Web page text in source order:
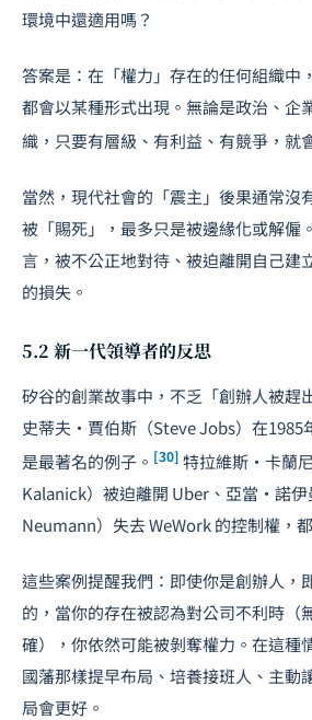
環境中還適用嗎？
答案是：在「權力」存在的任何組織中
都會以某種形式出現。無論是政治、企
織，只要有層級、有利益、有競爭，就
當然，現代社會的「震主」後果通常
被「賜死」，最多只是被邊緣化或解僱
言，被不公正地對待、被迫離開自己建
的損失。
5.2 新一代領導者的反思
矽谷的創業故事中，不乏「創辦人被趕
史蒂夫·賈伯斯（Steve Jobs）在1985
是最著名的例子。 [30] 特拉維斯·卡蘭
Kalanick）被迫離開 Uber、亞當·諾伊
Neumann）失去 WeWork 的控制權，
這些案例提醒我們：即使你是創辦人，
的，當你的存在被認為對公司不利時（
確），你依然可能被剝奪權力。在這種
國藩那樣提早布局、培養接班人、主動
局會更好。